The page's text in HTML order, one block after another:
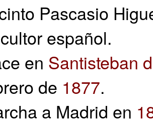
Pascasio
español.
en Santisteban
de 1877.
a Madrid en